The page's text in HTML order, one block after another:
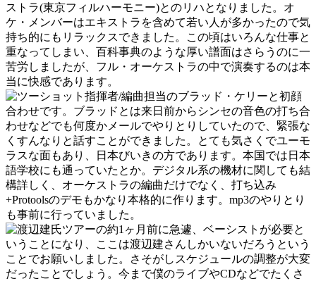
ストラ(東京フィルハーモニー)とのリハとなりました。オ
ケ・メンバーはエキストラを含めて若い人が多かったので気
持ち的にもリラックスできました。この頃はいろんな仕事と
重なってしまい、百科事典のような厚い譜面はさらうのに一
苦労しましたが、フル・オーケストラの中で演奏するのは本
当に快感であります。
指揮者/編曲担当のブラッド・ケリーと初顔
合わせです。ブラッドとは来日前からシンセの音色の打ち合
わせなどでも何度かメールでやりとりしていたので、緊張な
くすんなりと話すことができました。とても気さくでユーモ
ラスな面もあり、日本びいきの方であります。本国では日本
語学校にも通っていたとか。デジタル系の機材に関しても結
構詳しく、オーケストラの編曲だけでなく、打ち込み
+Protoolsのデモもかなり本格的に作ります。mp3のやりとり
も事前に行っていました。
ツアーの約1ヶ月前に急遽、ベーシストが必要と
いうことになり、ここは渡辺建さんしかいないだろうという
ことでお願いしました。さそがしスケジュールの調整が大変
だったことでしょう。今まで僕のライブやCDなどでたくさ